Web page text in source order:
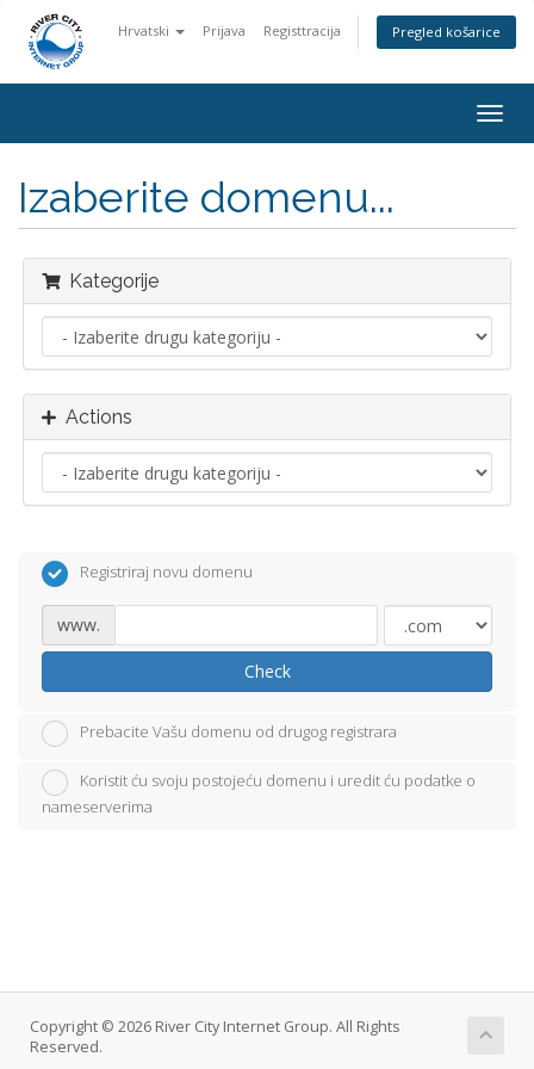
Hrvatski Prijava Registtracija Pregled košarice
Izaberite domenu...
Kategorije
Actions
Registriraj novu domenu
www.
Check
Prebacite Vašu domenu od drugog registrara
Koristit ću svoju postojeću domenu i uredit ću podatke o
nameserverima
Copyright © 2026 River City Internet Group. All Rights
Reserved.